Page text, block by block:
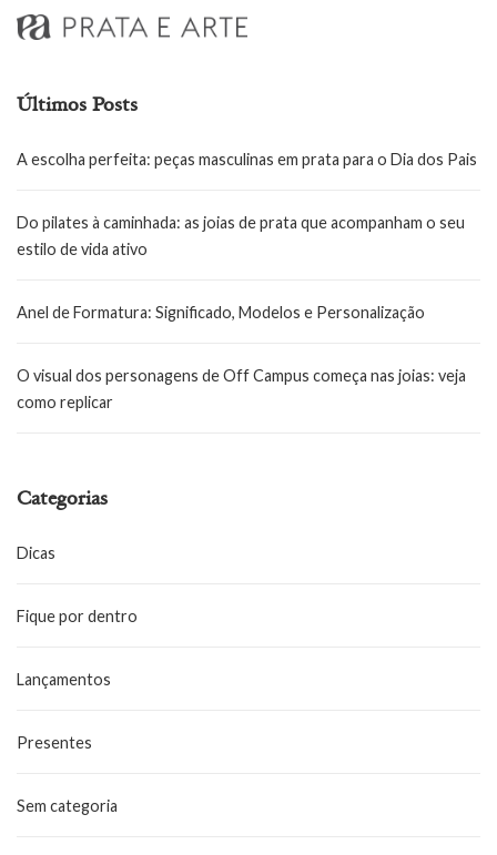
Últimos Posts
A escolha perfeita: peças masculinas em prata para o Dia dos Pais
Do pilates à caminhada: as joias de prata que acompanham o seu
estilo de vida ativo
Anel de Formatura: Significado, Modelos e Personalização
O visual dos personagens de Off Campus começa nas joias: veja
como replicar
Categorias
Dicas
Fique por dentro
Lançamentos
Presentes
Sem categoria